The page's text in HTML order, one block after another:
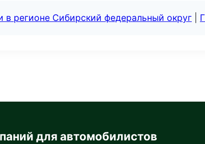
в регионе Сибирский федеральный округ
для автомобилистов